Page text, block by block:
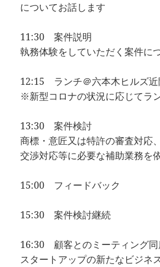
についてお話します
11:30 案件説明
執務体験をしていただく案件に
12:15 ランチ＠六本木ヒルズ
※新型コロナの状況に応じてラ
13:30 案件検討
商標・意匠又は特許の審査対応
交渉対応等に必要な補助業務を
15:00 フィードバック
15:30 案件検討継続
16:30 顧客とのミーティング
スタートアップの新たなビジネ